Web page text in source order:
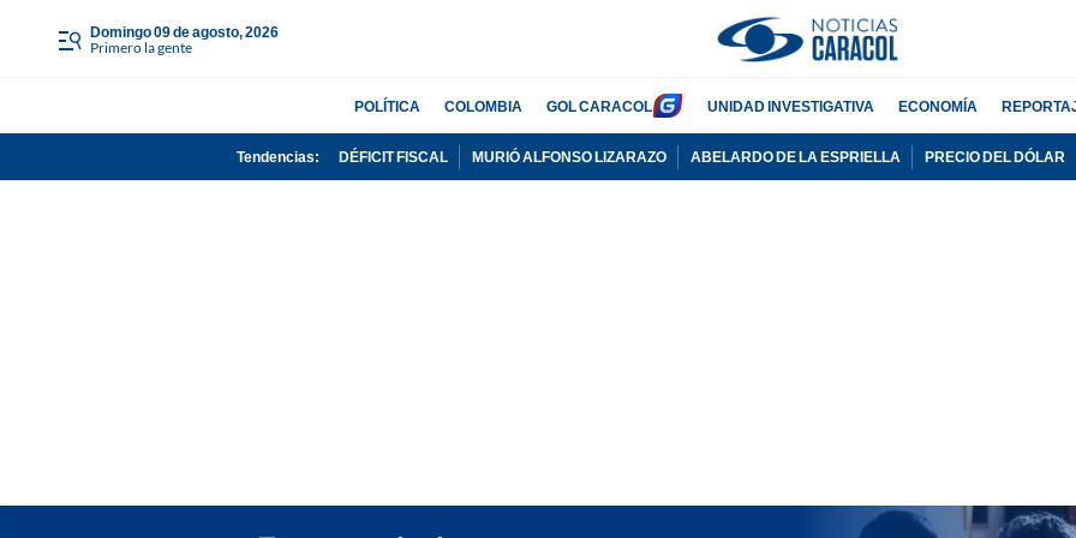
domingo 09 de agosto, 2026
Primero la gente
POLÍTICA COLOMBIA GOL CARACOL UNIDAD INVESTIGATIVA ECONOMÍA
Tendencias: DÉFICIT FISCAL MURIÓ ALFONSO LIZARAZO ABELARDO DE LA ESPRIELLA PRECIO DEL DÓLAR